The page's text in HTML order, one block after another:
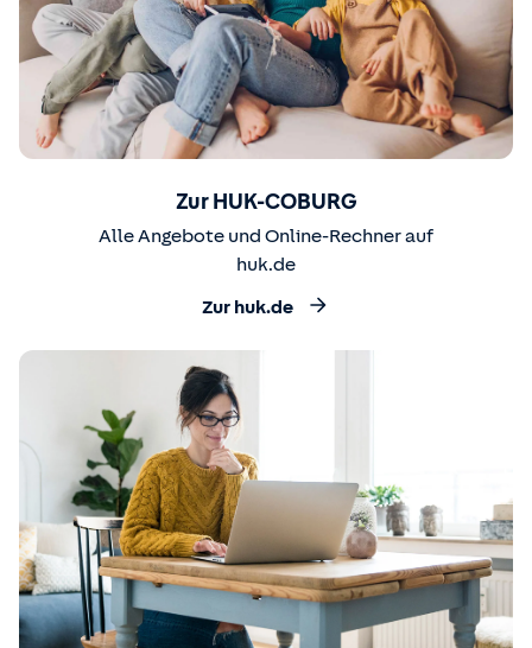
Zur HUK-COBURG
Alle Angebote und Online-Rechner auf
huk.de
Zur huk.de